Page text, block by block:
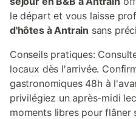
le départ et vous laisse
d'hôtes à Antrain sans
Conseils pratiques:
locaux dès l'arrivée.
gastronomiques 48h à
privilégiez un après-midi
moments libres pour flâner